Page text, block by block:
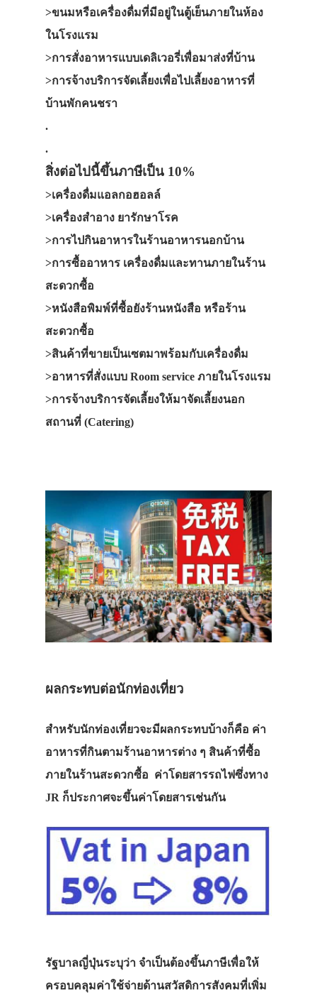
>ขนมหรือเครื่องดื่มที่มีอยู่ในตู้เย็นภายในห้อง
ในโรงแรม
>การสั่งอาหารแบบเดลิเวอรี่เพื่อมาส่งที่บ้าน
>การจ้างบริการจัดเลี้ยงเพื่อไปเลี้ยงอาหารที่
บ้านพักคนชรา
.
.
สิ่งต่อไปนี้ขึ้นภาษีเป็น 10%
>เครื่องดื่มแอลกอฮอลล์
>เครื่องสำอาง ยารักษาโรค
>การไปกินอาหารในร้านอาหารนอกบ้าน
>การซื้ออาหาร เครื่องดื่มและทานภายในร้าน
สะดวกซื้อ
>หนังสือพิมพ์ที่ซื้อยังร้านหนังสือ หรือร้าน
สะดวกซื้อ
>สินค้าที่ขายเป็นเซตมาพร้อมกับเครื่องดื่ม
>อาหารที่สั่งแบบ Room service ภายในโรงแรม
>การจ้างบริการจัดเลี้ยงให้มาจัดเลี้ยงนอก
สถานที่ (Catering)
ผลกระทบต่อนักท่องเที่ยว
สำหรับนักท่องเที่ยวจะมีผลกระทบบ้างก็คือ ค่า
อาหารที่กินตามร้านอาหารต่าง ๆ สินค้าที่ซื้อ
ภายในร้านสะดวกซื้อ ค่าโดยสารรถไฟซึ่งทาง
JR ก็ประกาศจะขึ้นค่าโดยสารเช่นกัน
รัฐบาลญี่ปุ่นระบุว่า จำเป็นต้องขึ้นภาษีเพื่อให้
ครอบคลุมค่าใช้จ่ายด้านสวัสดิการสังคมที่เพิ่ม